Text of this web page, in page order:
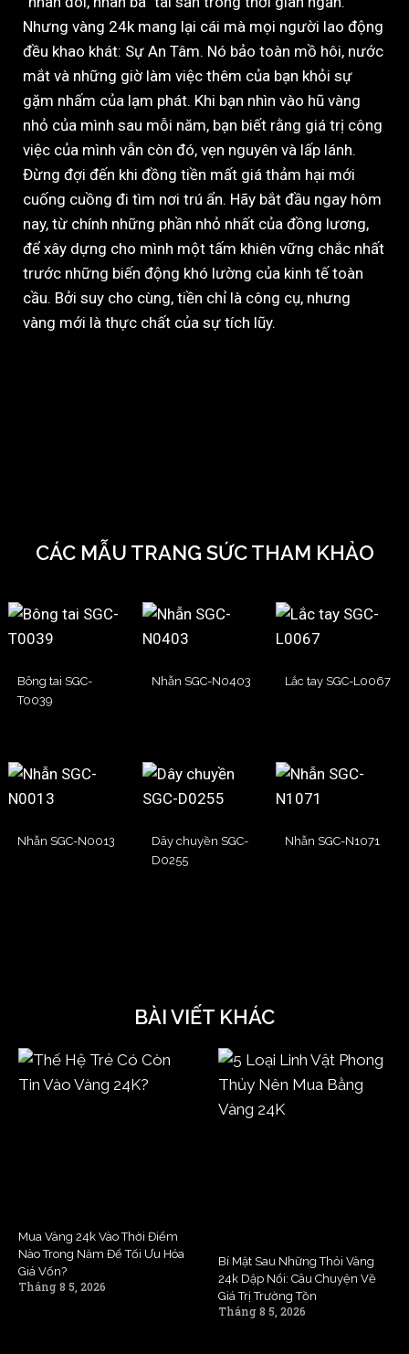
Nhưng vàng 24k mang lại cái mà mọi người lao động
đều khao khát: Sự An Tâm. Nó bảo toàn mồ hôi, nước
mắt và những giờ làm việc thêm của bạn khỏi sự
gặm nhấm của lạm phát. Khi bạn nhìn vào hũ vàng
nhỏ của mình sau mỗi năm, bạn biết rằng giá trị công
việc của mình vẫn còn đó, vẹn nguyên và lấp lánh.
Đừng đợi đến khi đồng tiền mất giá thảm hại mới
cuống cuồng đi tìm nơi trú ẩn. Hãy bắt đầu ngay hôm
nay, từ chính những phần nhỏ nhất của đồng lương,
để xây dựng cho mình một tấm khiên vững chắc nhất
trước những biến động khó lường của kinh tế toàn
cầu. Bởi suy cho cùng, tiền chỉ là công cụ, nhưng
vàng mới là thực chất của sự tích lũy.
CÁC MẪU TRANG SỨC THAM KHẢO
Bông tai SGC-
T0039
Nhẫn SGC-N0403 Lắc tay SGC-L0067
Nhẫn SGC-N0013
Dây chuyền SGC-
D0255
Nhẫn SGC-N1071
BÀI VIẾT KHÁC
Mua Vàng 24k Vào Thời Điểm
Nào Trong Năm Để Tối Ưu Hóa
Giá Vốn?
Tháng 8 5, 2026
Bí Mật Sau Những Thỏi Vàng
24k Dập Nổi: Câu Chuyện Về
Giá Trị Trường Tồn
Tháng 8 5, 2026